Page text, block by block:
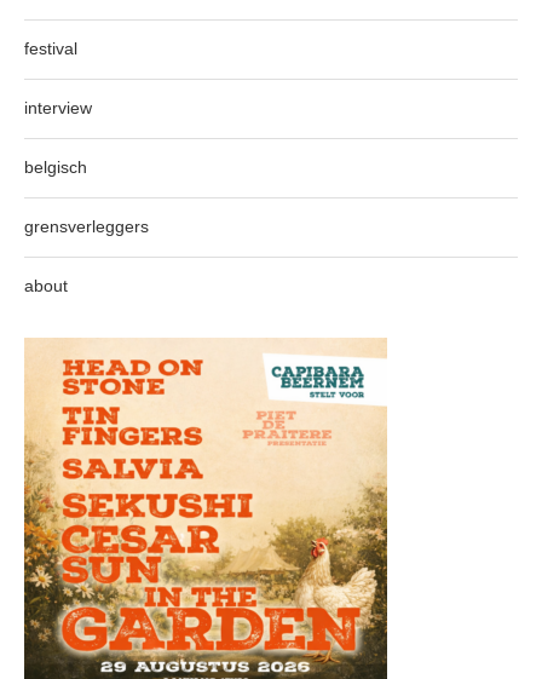
festival
interview
belgisch
grensverleggers
about